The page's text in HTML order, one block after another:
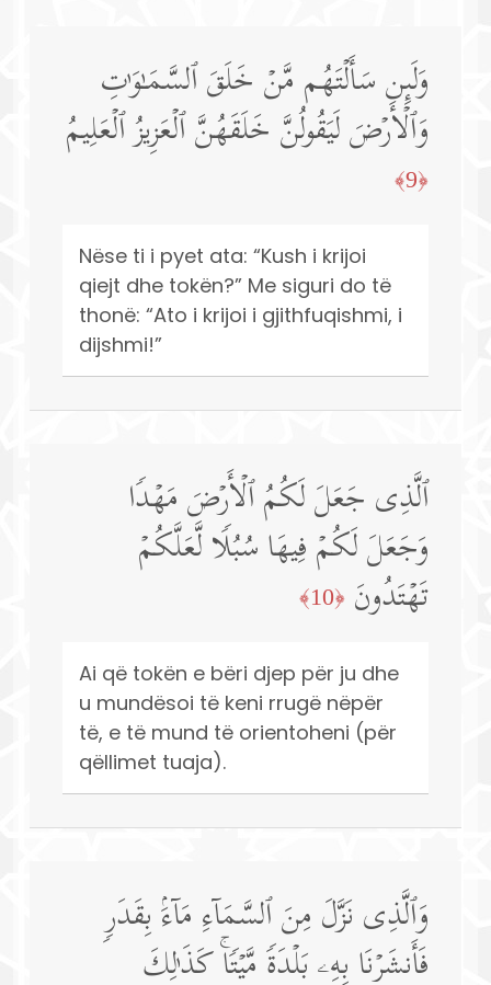
وَلَىِٕن سَأَلۡتَهُم مَّنۡ خَلَقَ ٱلسَّمَـٰوَ ٰ⁠تِ
وَٱلۡأَرۡضَ لَیَقُولُنَّ خَلَقَهُنَّ ٱلۡعَزِیزُ ٱلۡعَلِیمُ
﴿9﴾
Nëse ti i pyet ata: “Kush i krijoi
qiejt dhe tokën?” Me siguri do të
thonë: “Ato i krijoi i gjithfuqishmi, i
dijshmi!”
ٱلَّذِی جَعَلَ لَكُمُ ٱلۡأَرۡضَ مَهۡدࣰا
وَجَعَلَ لَكُمۡ فِیهَا سُبُلࣰا لَّعَلَّكُمۡ
تَهۡتَدُونَ ﴿10﴾
Ai që tokën e bëri djep për ju dhe
u mundësoi të keni rrugë nëpër
të, e të mund të orientoheni (për
qëllimet tuaja).
وَٱلَّذِی نَزَّلَ مِنَ ٱلسَّمَاۤءِ مَاۤءَۢ بِقَدَرࣲ
فَأَنشَرۡنَا بِهِۦ بَلۡدَةࣰ مَّیۡتࣰاۚ كَذَ ٰ⁠لِكَ